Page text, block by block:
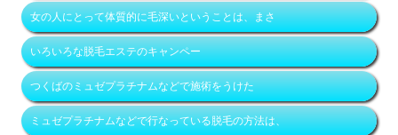
女の人にとって体質的に毛深いということは、まさ
いろいろな脱毛エステのキャンペー
つくばのミュゼプラチナムなどで施術をうけた
ミュゼプラチナムなどで行なっている脱毛の方法は、